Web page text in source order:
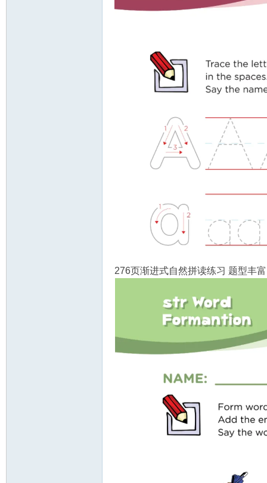
276页渐进式自然拼读练习 题型丰